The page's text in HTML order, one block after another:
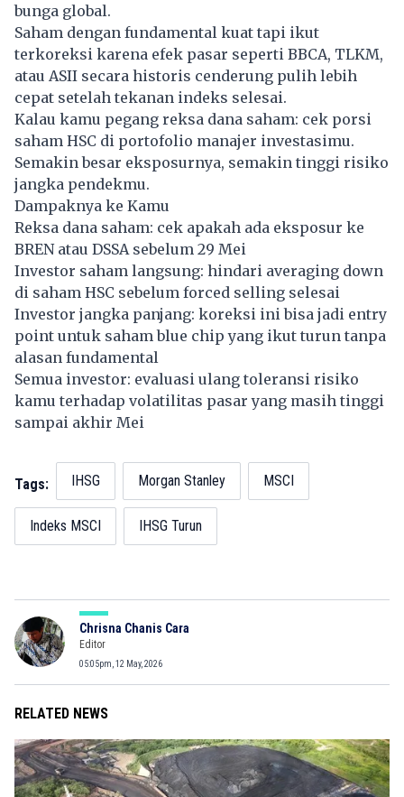
bunga global.
Saham dengan fundamental kuat tapi ikut
terkoreksi karena efek pasar seperti BBCA, TLKM,
atau ASII secara historis cenderung pulih lebih
cepat setelah tekanan indeks selesai.
Kalau kamu pegang reksa dana saham: cek porsi
saham HSC di portofolio manajer investasimu.
Semakin besar eksposurnya, semakin tinggi risiko
jangka pendekmu.
Dampaknya ke Kamu
Reksa dana saham: cek apakah ada eksposur ke
BREN atau DSSA sebelum 29 Mei
Investor saham langsung: hindari averaging down
di saham HSC sebelum forced selling selesai
Investor jangka panjang: koreksi ini bisa jadi entry
point untuk saham blue chip yang ikut turun tanpa
alasan fundamental
Semua investor: evaluasi ulang toleransi risiko
kamu terhadap volatilitas pasar yang masih tinggi
sampai akhir Mei
Tags: IHSG Morgan Stanley MSCI
Indeks MSCI IHSG Turun
Chrisna Chanis Cara
Editor
05:05pm, 12 May, 2026
RELATED NEWS